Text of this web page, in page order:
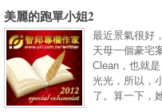
美麗的跑單小姐2
最近景氣很好
天母一個豪宅
Clean，也就
光光，所以，
了。算一下，